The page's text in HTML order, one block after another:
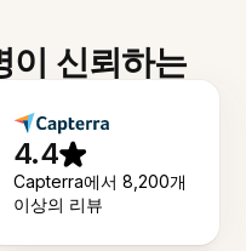
이 신뢰하는
4.4
Capterra에서 8,200개
이상의 리뷰